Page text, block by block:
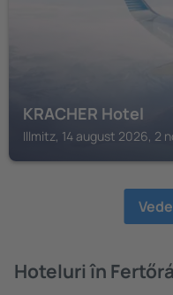
KRACHER Hotel
Illmitz, 14 august 2026, 2
Hoteluri în